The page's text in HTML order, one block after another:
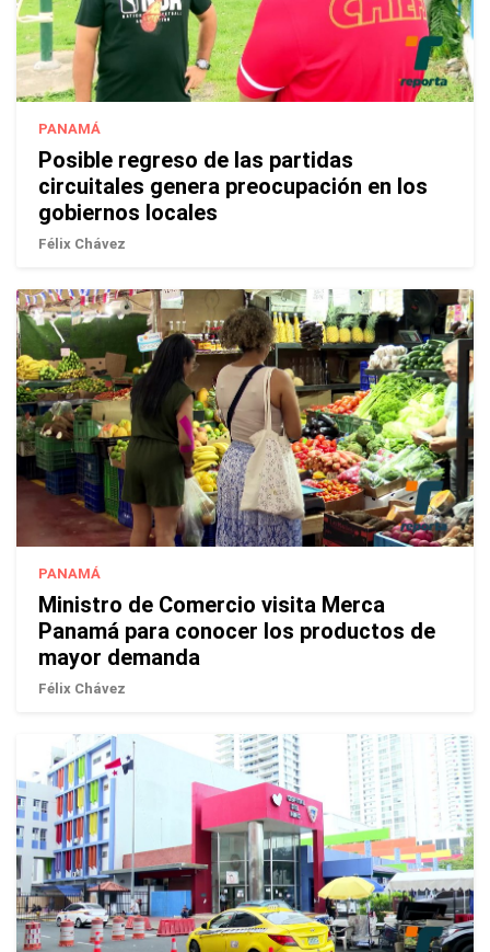
PANAMÁ
Posible regreso de las partidas
circuitales genera preocupación en los
gobiernos locales
Félix Chávez
PANAMÁ
Ministro de Comercio visita Merca
Panamá para conocer los productos de
mayor demanda
Félix Chávez